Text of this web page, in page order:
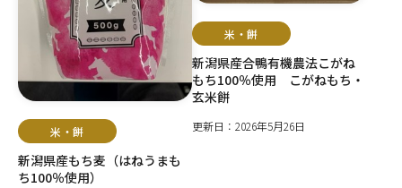
米・餅
新潟県産もち麦（はねうまも
ち100％使用）
米・餅
新潟県産合鴨有機農法こがね
もち100％使用 こがねもち・
玄米餅
更新日：2026年5月26日